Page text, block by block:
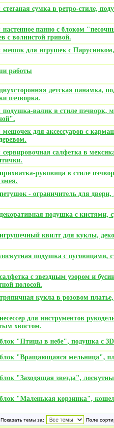
сумка в ретро-стиле,
панно с блоком
с волнистой гривой.
для игрушек c
работы
детская панамка,
пэчворка.
валик в стиле пэчворк,
для аксессуаров с
салфетка в
руковица в стиле
- ограничитель для двери,
подушка с кистями,
квилт для куклы,
подушка с пуговицами,
с звездным узором и
полосой.
кукла в розовом
для инструментов
хвостом.
"Птицы в небе", подушка с
"Вращающаяся мельница",
"Заходящая звезда",
"Маленькая корзинка",
Показать темы за: Поле